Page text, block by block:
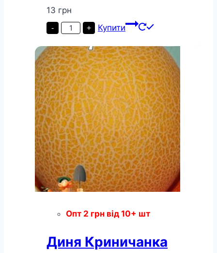
13 грн
-
Диня
Леся
30
насінин
кількість
+ Купити
Опт 2 грн від 10+ шт
Диня Криничанка